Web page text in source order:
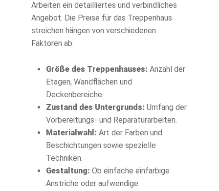
Arbeiten ein detailliertes und verbindliches
Angebot. Die Preise für das Treppenhaus
streichen hängen von verschiedenen
Faktoren ab:
Größe des Treppenhauses: Anzahl der
Etagen, Wandflächen und
Deckenbereiche.
Zustand des Untergrunds: Umfang der
Vorbereitungs- und Reparaturarbeiten.
Materialwahl: Art der Farben und
Beschichtungen sowie spezielle
Techniken.
Gestaltung: Ob einfache einfarbige
Anstriche oder aufwendige